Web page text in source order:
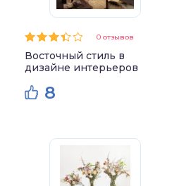
0 отзывов
Восточный стиль в
дизайне интерьеров
8